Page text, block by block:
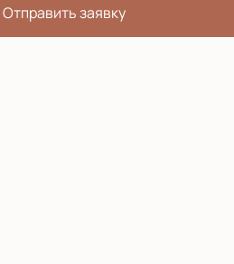
Отправить заявку